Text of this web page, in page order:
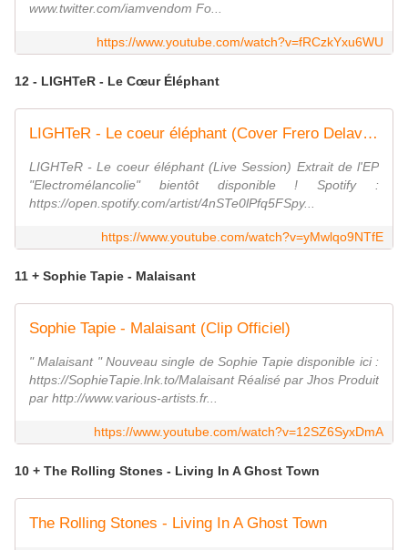
www.twitter.com/iamvendom Fo...
https://www.youtube.com/watch?v=fRCzkYxu6WU
12 - LIGHTeR - Le Cœur Éléphant
LIGHTeR - Le coeur éléphant (Cover Frero Delavega)
LIGHTeR - Le coeur éléphant (Live Session) Extrait de l'EP
"Electromélancolie" bientôt disponible ! Spotify :
https://open.spotify.com/artist/4nSTe0lPfq5FSpy...
https://www.youtube.com/watch?v=yMwlqo9NTfE
11 + Sophie Tapie - Malaisant
Sophie Tapie - Malaisant (Clip Officiel)
" Malaisant " Nouveau single de Sophie Tapie disponible ici :
https://SophieTapie.lnk.to/Malaisant Réalisé par Jhos Produit
par http://www.various-artists.fr...
https://www.youtube.com/watch?v=12SZ6SyxDmA
10 + The Rolling Stones - Living In A Ghost Town
The Rolling Stones - Living In A Ghost Town